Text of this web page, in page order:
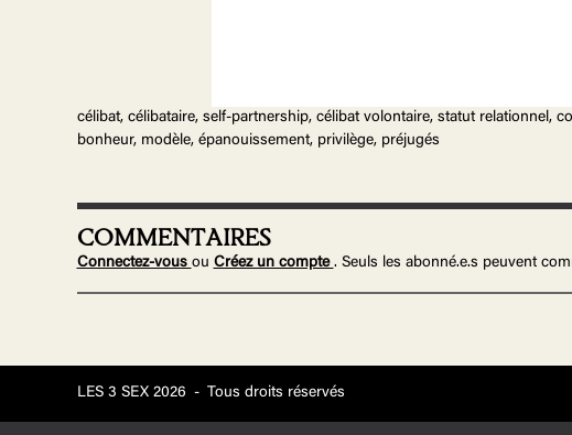
célibat, célibataire, self-partnership, célibat volontaire, statut relationnel,
bonheur, modèle, épanouissement, privilège, préjugés
COMMENTAIRES
Connectez-vous ou Créez un compte . Seuls les abonné.e.s peuvent
LES 3 SEX 2026 - Tous droits réservés